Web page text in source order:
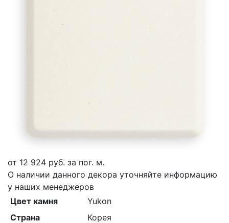
от 12 924 руб. за пог. м.
О наличии данного декора уточняйте информацию
у наших менеджеров
Цвет камня
Yukon
Страна
Корея